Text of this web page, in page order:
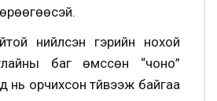
нийлсэн гэрийн нохой
баг өмссөн “чоно”
орчихсон түйвээж байгаа